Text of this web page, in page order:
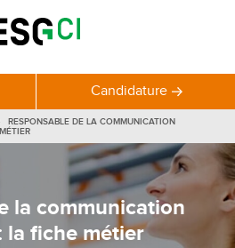
la communication
fiche métier
RESPONSABLE DE LA COMMUNICATION
Candidature